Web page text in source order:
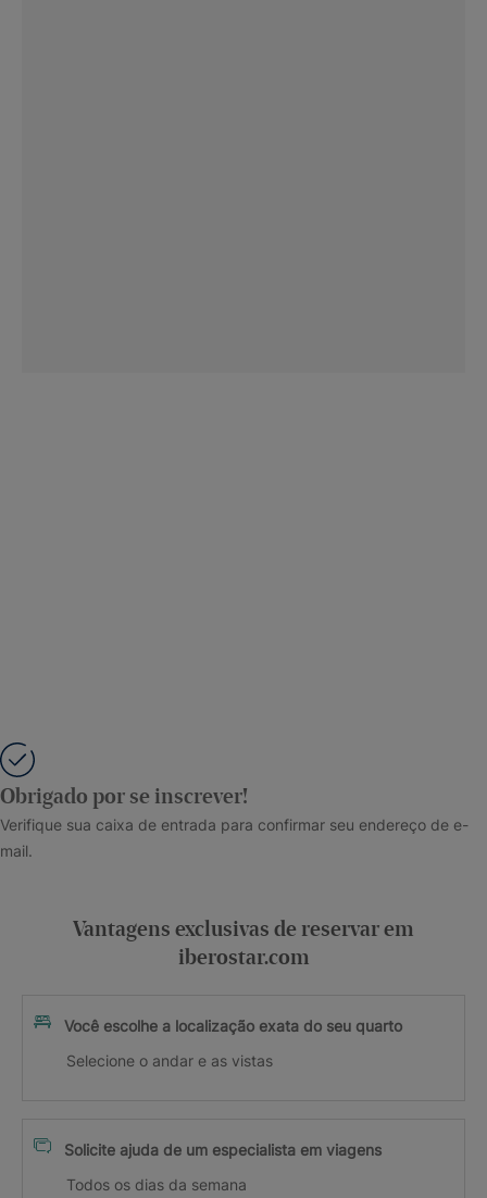
Obrigado por se inscrever!
Verifique sua caixa de entrada para confirmar seu endereço de e-
mail.
Vantagens exclusivas de reservar em
iberostar.com
Você escolhe a localização exata do seu quarto
Selecione o andar e as vistas
Solicite ajuda de um especialista em viagens
Todos os dias da semana